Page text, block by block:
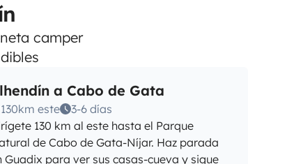
camper
a Cabo de Gata
130km este
3-6 días
130 km al este hasta el Parque
de Cabo de Gata-Níjar. Haz parada
Guadix para ver sus casas-cueva y sigue